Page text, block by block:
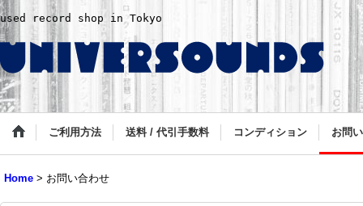
used record shop in Tokyo
ご利用方法 送料 / 代引手数料 コンディション お問
Home > お問い合わせ